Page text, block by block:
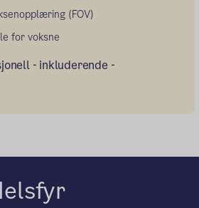
(FOV)
for voksne
- inkluderende -